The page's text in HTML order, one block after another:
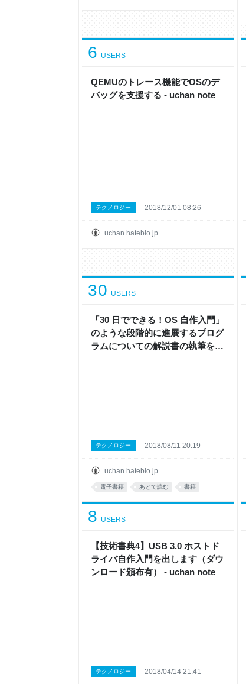
QEMUのトレース機能でOSのデ
バッグを支援する - uchan note
6 USERS
uchan.hateblo.jp
テクノロジー 2018/12/01 08:26
「30 日でできる！OS 自作入門」
のような段階的に進展するプログ
ラムについての解説書の執筆を
30 USERS
uchan.hateblo.jp
テクノロジー 2018/08/11 20:19
電子書籍 あとで読む 書籍
【技術書典4】USB 3.0 ホストド
ライバ自作入門を出します（ダウ
ンロード頒布有） - uchan note
8 USERS
テクノロジー 2018/04/14 21:41